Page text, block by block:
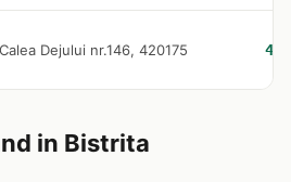
Calea Dejului nr.146, 420175
in Bistrita